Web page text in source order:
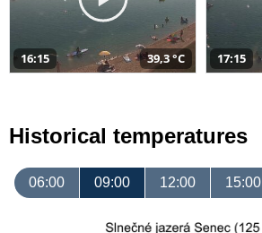
16:15 39,3 °C 17:15
Historical temperatures
06:00 09:00 12:00 15:00